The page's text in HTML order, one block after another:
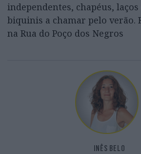
independentes, chapéus,
biquinis a chamar pelo verão.
na Rua do Poço dos Negros
INÊS BELO